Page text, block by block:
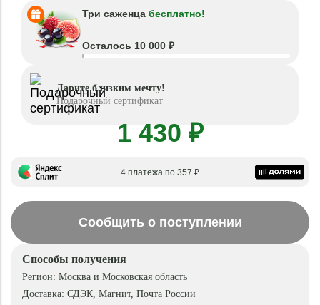
Три саженца бесплатно!
Осталось 10 000 ₽
Дарите близким мечту!
Подарочный сертификат
1 430 ₽
4 платежа по 357 ₽
Сообщить о поступлении
Способы получения
Регион: Москва и Московская область
Доставка: СДЭК, Магнит, Почта России